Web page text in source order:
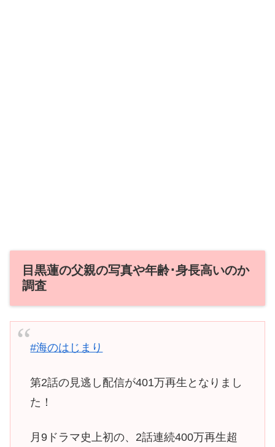
目黒蓮の父親の写真や年齢･身長高いのか
調査
#海のはじまり
第2話の見逃し配信が401万再生となりまし
た！
月9ドラマ史上初の、2話連続400万再生超